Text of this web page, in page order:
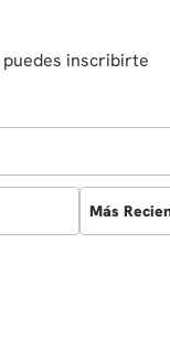
inscribirte
Más